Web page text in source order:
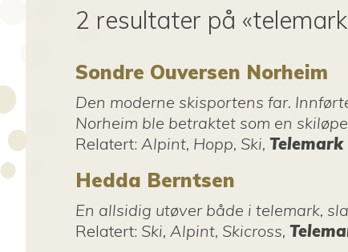
2 resultater på
Sondre Ouversen Norheim
Den moderne skisportens far.
Norheim ble betraktet som en
Relatert: Alpint, Hopp, Ski, Telemark
Hedda Berntsen
En allsidig utøver både i telemark,
Relatert: Ski, Alpint, Skicross,